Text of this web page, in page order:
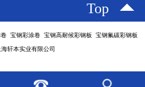
Top
宝钢彩涂卷 宝钢高耐候彩钢板 宝钢氟碳彩钢板
轩本实业有限公司